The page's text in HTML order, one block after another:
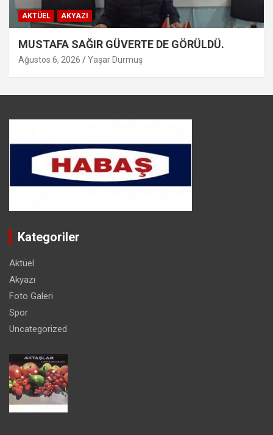
AKTÜEL AKYAZI
MUSTAFA SAĞIR GÜVERTE DE GÖRÜLDÜ.
Ağustos 6, 2026 Yaşar Durmuş
Kategoriler
Aktüel
Akyazı
Foto Galeri
Spor
Uncategorized